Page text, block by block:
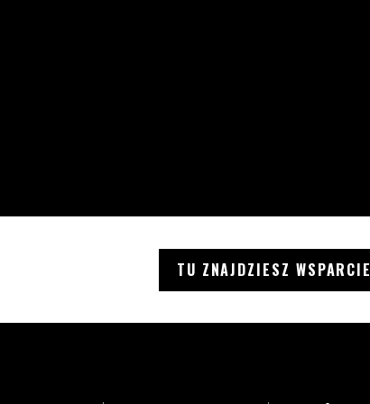
TU ZNAJDZIESZ WSPARCIE